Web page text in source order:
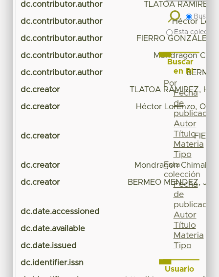
dc.contributor.author TLATOA RAMIREZ,
dc.contributor.author Héctor
dc.contributor.author FIERRO GONZÁLEZ,
dc.contributor.author Mondragon
dc.contributor.author
dc.creator TLATOA RAMIREZ,
dc.creator Héctor Lorenzo,
dc.creator
dc.creator Mondragon Chimal,
dc.creator BERMEO MENDEZ,
dc.date.accessioned
dc.date.available
dc.date.issued
dc.identifier.issn
Buscar
Esta
Buscar
en RI
Por
Fecha
de
publicación
Autor
Título
Materia
Tipo
Esta
colección
Fecha
de
publicación
Autor
Título
Materia
Tipo
Usuario